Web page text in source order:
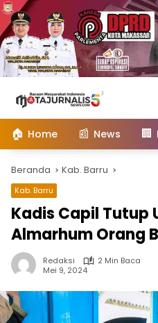
konten
🏠 Home 📰 News 🏢
Beranda Kab. Barru
Kab. Barru
Kadis Capil Tutup
Almarhum Orang
Redaksi
2 Min Baca
Mei 9, 2024